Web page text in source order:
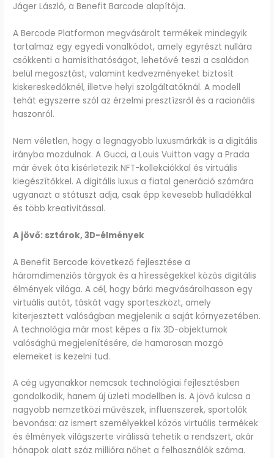
Jáger László, a Benefit Barcode alapítója.
A Bercode Platformon megvásárolt termékek mindegyik
tartalmaz egy egyedi vonalkódot, amely egyrészt nullára
csökkenti a hamisíthatóságot, lehetővé teszi a családon
belül megosztást, valamint kedvezményeket biztosít
kiskereskedőknél, illetve helyi szolgáltatóknál. A modell
tehát egyszerre szól az érzelmi presztízsről és a racionális
haszonról.
Nem véletlen, hogy a legnagyobb luxusmárkák is a digitális
irányba mozdulnak. A Gucci, a Louis Vuitton vagy a Prada
már évek óta kísérletezik NFT-kollekciókkal és virtuális
kiegészítőkkel. A digitális luxus a fiatal generáció számára
ugyanazt a státuszt adja, csak épp kevesebb hulladékkal
és több kreativitással.
A jövő: sztárok, 3D-élmények
A Benefit Bercode következő fejlesztése a
háromdimenziós tárgyak és a hírességekkel közös digitális
élmények világa. A cél, hogy bárki megvásárolhasson egy
virtuális autót, táskát vagy sporteszközt, amely
kiterjesztett valóságban megjelenik a saját környezetében.
A technológia már most képes a fix 3D-objektumok
valósághű megjelenítésére, de hamarosan mozgó
elemeket is kezelni tud.
A cég ugyanakkor nemcsak technológiai fejlesztésben
gondolkodik, hanem új üzleti modellben is. A jövő kulcsa a
nagyobb nemzetközi művészek, influenszerek, sportolók
bevonása: az ismert személyekkel közös virtuális termékek
és élmények világszerte virálissá tehetik a rendszert, akár
hónapok alatt száz millióra nőhet a felhasználók száma.